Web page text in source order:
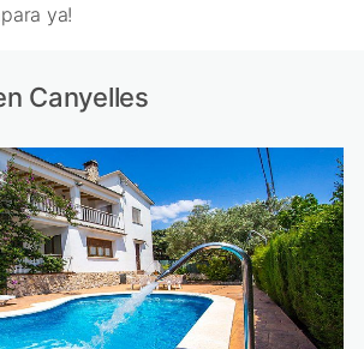
ya!
Canyelles